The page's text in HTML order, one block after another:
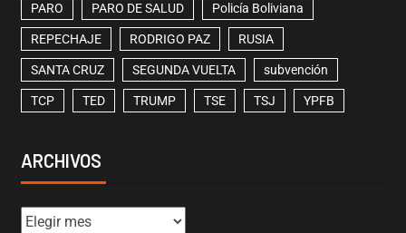
PARO PARO DE SALUD Policía Boliviana
REPECHAJE RODRIGO PAZ RUSIA
SANTA CRUZ SEGUNDA VUELTA subvención
TCP TED TRUMP TSE TSJ YPFB
ARCHIVOS